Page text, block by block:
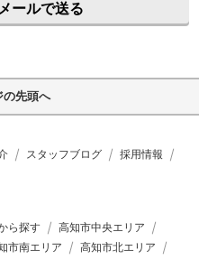
ールで送る
の先頭へ
スタッフブログ
採用情報
ら探す
高知市中央エリア
市南エリア
高知市北エリア